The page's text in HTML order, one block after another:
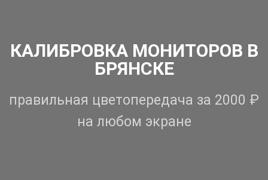
КАЛИБРОВКА МОНИТОРОВ В
БРЯНСКЕ
правильная цветопередача за 2000 ₽
на любом экране